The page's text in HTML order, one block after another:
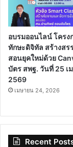
อบรมออนไลน์ โครง
ทักษะดิจิทัล สร้างสร
สอนยุคใหม่ด้วย
บัตร สพฐ. วันที่ 25 เ
2569
เมษายน 24, 2026
Recent